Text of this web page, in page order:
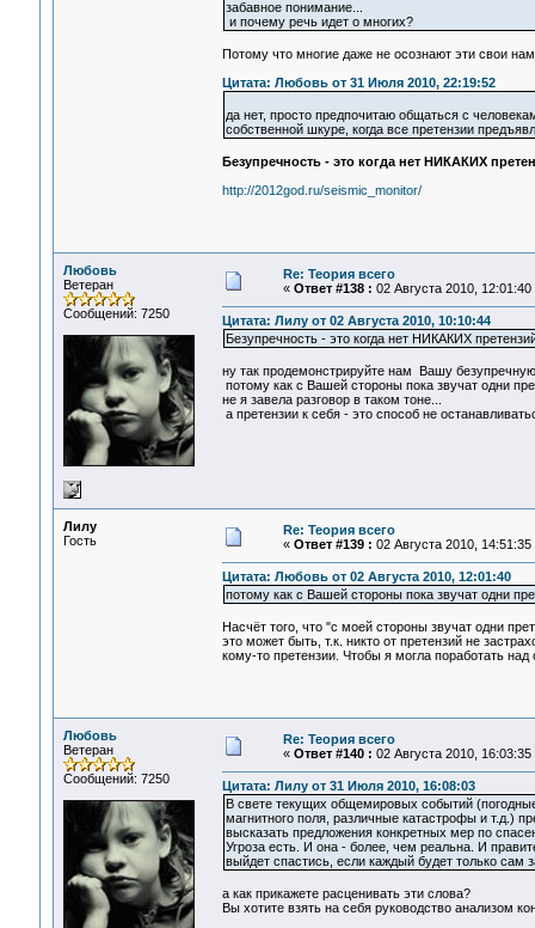
забавное понимание...
и почему речь идет о многих?
Потому что многие даже не осознают эти свои
Цитата: Любовь от 31 Июля 2010, 22:19:52
да нет, просто предпочитаю общаться с
собственной шкуре, когда все претензии
Безупречность - это когда нет НИКАКИХ
http://2012god.ru/seismic_monitor/
Любовь
Ветеран
Сообщений: 7250
Re: Теория всего
« Ответ #138 : 02 Августа 2010, 12:01:40
Цитата: Лилу от 02 Августа 2010, 10:10:44
Безупречность - это когда нет НИКАКИХ
ну так продемонстрируйте нам Вашу
потому как с Вашей стороны пока звучат одни
не я завела разговор в таком тоне...
а претензии к себя - это способ не
Лилу
Гость
Re: Теория всего
« Ответ #139 : 02 Августа 2010, 14:51:35
Цитата: Любовь от 02 Августа 2010, 12:01:40
потому как с Вашей стороны пока звучат одни
Насчёт того, что "с моей стороны звучат одни
это может быть, т.к. никто от претензий не
кому-то претензии. Чтобы я могла поработать
Любовь
Ветеран
Сообщений: 7250
Re: Теория всего
« Ответ #140 : 02 Августа 2010, 16:03:35
Цитата: Лилу от 31 Июля 2010, 16:08:03
В свете текущих общемировых событий
магнитного поля, различные катастрофы и т.д.)
высказать предложения конкретных мер по
Угроза есть. И она - более, чем реальна. И
выйдет спастись, если каждый будет только сам
а как прикажете расценивать эти слова?
Вы хотите взять на себя руководство анализом